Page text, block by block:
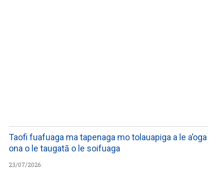
Taofi fuafuaga ma tapenaga mo tolauapiga a le a’oga
ona o le taugatā o le soifuaga
23/07/2026